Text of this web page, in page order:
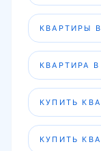
КВАРТИРЫ
КВАРТИРА
КУПИТЬ
КУПИТЬ